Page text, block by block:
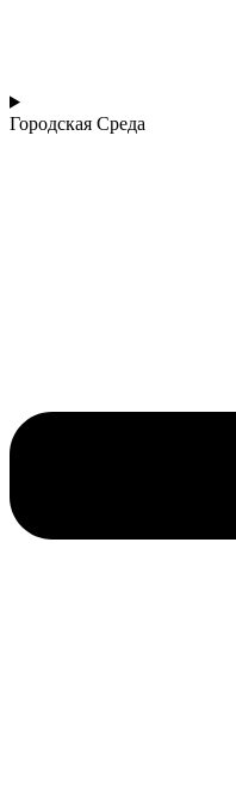
Городская Среда